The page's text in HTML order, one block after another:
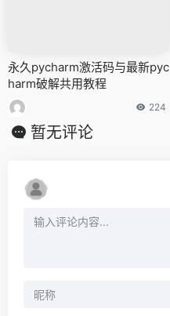
永久pycharm激活码与最新pyc
harm破解共用教程
224
暂无评论